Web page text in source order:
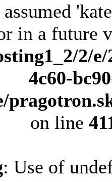
in a future
2/e/
4c60-
on line
: Use of